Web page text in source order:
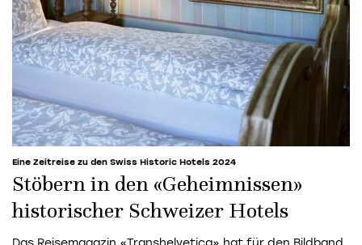
Eine Zeitreise zu den Swiss Historic Hotels 2024
Stöbern in den «Geheimnissen»
historischer Schweizer Hotels